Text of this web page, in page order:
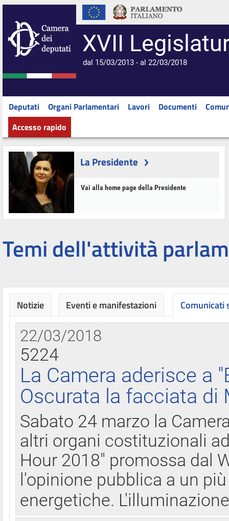
XVII
dal 15/03/2013 - al 22/03/2018
Deputati Organi Parlamentari Lavori Documenti
Accesso rapido
La Presidente
Vai alla home page della Presidente
Temi dell'attività
Notizie Eventi e manifestazioni Comunicati
22/03/2018
5224
La Camera aderisce a
Oscurata la facciata di
Sabato 24 marzo la
altri organi costituzionali
Hour 2018" promossa dal
l'opinione pubblica a un
energetiche.